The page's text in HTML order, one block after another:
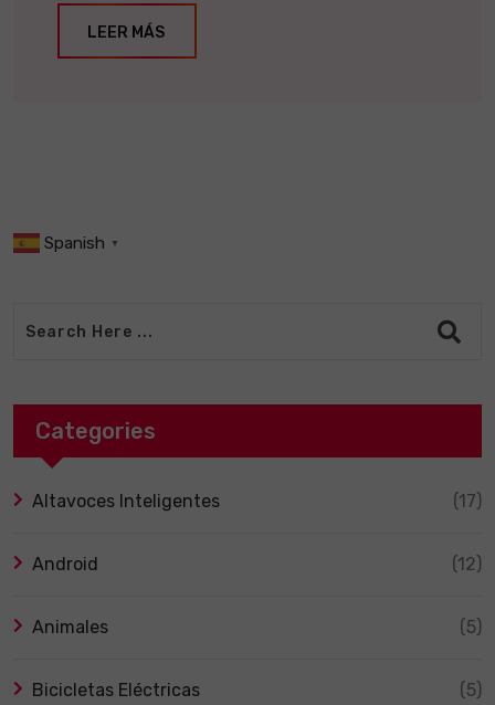
LEER MÁS
Spanish ▼
Categories
Altavoces Inteligentes (17)
Android (12)
Animales (5)
Bicicletas Eléctricas (5)